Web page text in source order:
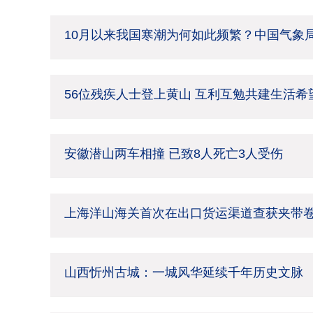
10月以来我国寒潮为何如此频繁？中国气象
56位残疾人士登上黄山 互利互勉共建生活希
安徽潜山两车相撞 已致8人死亡3人受伤
上海洋山海关首次在出口货运渠道查获夹带
山西忻州古城：一城风华延续千年历史文脉